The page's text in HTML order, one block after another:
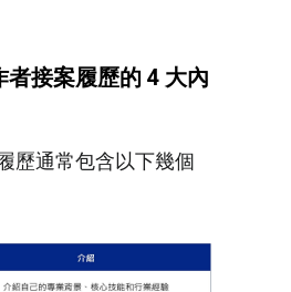
者接案履歷的 4 大內
歷通常包含以下幾個